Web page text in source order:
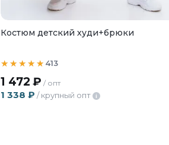
Костюм детский худи+брюки
413
1 472 ₽ / опт
1 338 ₽ / крупный опт i